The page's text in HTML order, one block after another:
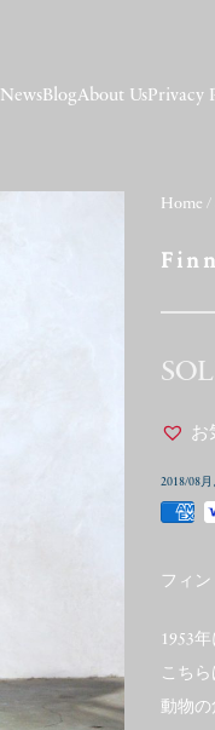
NewsBlogAbout UsPrivacy
Home /
お
2018/08
フィン
1953
こち
動物